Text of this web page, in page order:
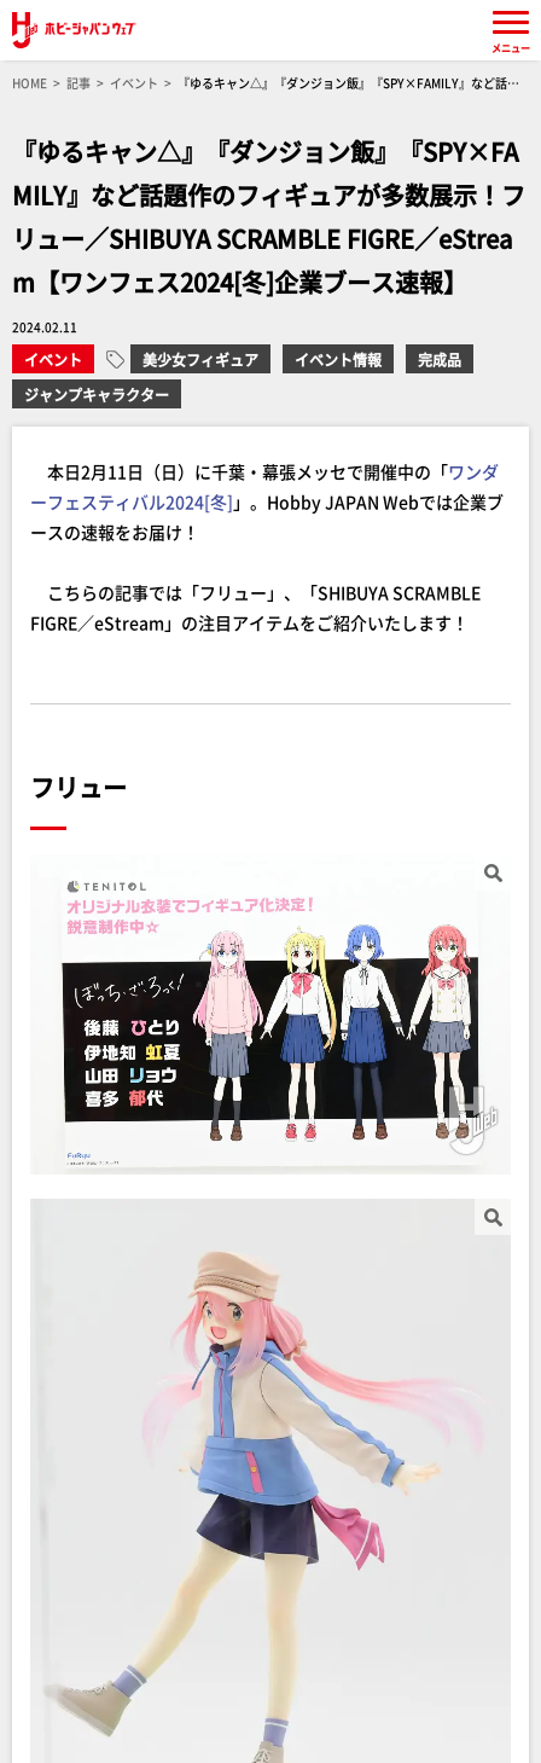
HOME 記事 イベント
『ゆるキャン△』『ダンジョン飯』『SPY×FAMILY』など話題
『ゆるキャン△』『ダンジョン飯』『SPY×FA
MILY』など話題作のフィギュアが多数展示！フ
リュー／SHIBUYA SCRAMBLE FIGRE／eStrea
m【ワンフェス2024[冬]企業ブース速報】
2024.02.11
イベント 美少女フィギュア イベント情報
完成品
ジャンプキャラクター
本日2月11日（日）に千葉・幕張メッセで開催中の「ワンダ
ーフェスティバル2024[冬] 」。Hobby JAPAN Webでは企業ブ
ースの速報をお届け！
こちらの記事では「フリュー」、「SHIBUYA SCRAMBLE
FIGRE／eStream」の注目アイテムをご紹介いたします！
フリュー
メニュー